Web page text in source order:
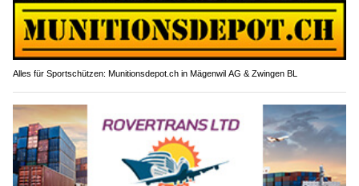
Alles für Sportschützen: Munitionsdepot.ch in Mägenwil AG & Zwingen BL